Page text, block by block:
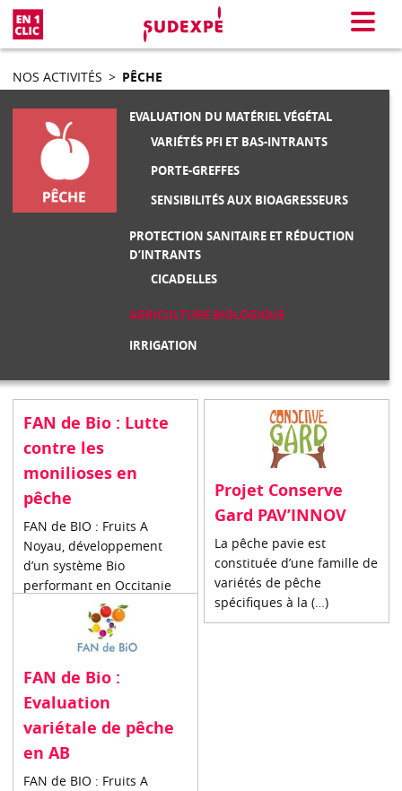
Menu
NOS ACTIVITÉS > PÊCHE
EVALUATION DU MATÉRIEL VÉGÉTAL
VARIÉTÉS PFI ET BAS-INTRANTS
PORTE-GREFFES
SENSIBILITÉS AUX BIOAGRESSEURS
PROTECTION SANITAIRE ET RÉDUCTION
D’INTRANTS
CICADELLES
AGRICULTURE BIOLOGIQUE
IRRIGATION
FAN de Bio : Lutte
contre les
monilioses en
pêche
FAN de BIO : Fruits A
Noyau, développement
d’un système Bio
performant en Occitanie
Projet Conserve
Gard PAV’INNOV
La pêche pavie est
constituée d’une famille de
variétés de pêche
spécifiques à la (…)
FAN de Bio :
Evaluation
variétale de pêche
en AB
FAN de BIO : Fruits A